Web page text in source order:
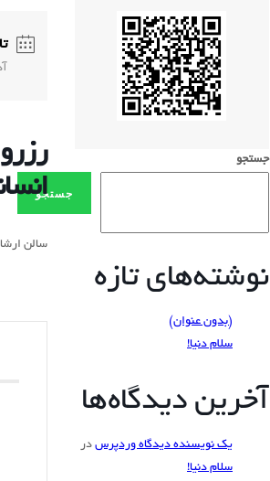
جستجو
جستجو
نوشته‌های تازه
(بدون عنوان)
سلام دنیا!
آخرین دیدگاه‌ها
یک نویسنده دیدگاه وردپرس در
سلام دنیا!
سالن